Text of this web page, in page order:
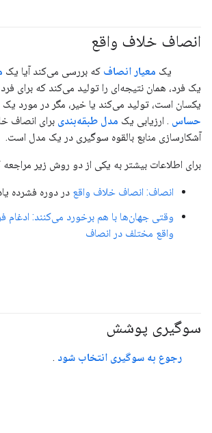
انصاف خلاف واقع
#مسئولیت_پذیر #متریک
یک معیار انصاف که بررسی می‌کند آیا یک
یک فرد، همان نتیجه‌ای را تولید می‌کند که برای
یکسان است، تولید می‌کند یا خیر، مگر در مورد یک
حساس . ارزیابی یک مدل طبقه‌بندی برای انصاف
آشکارسازی منابع بالقوه سوگیری در یک مدل است.
برای اطلاعات بیشتر به یکی از دو روش زیر مراجعه
انصاف: انصاف خلاف واقع در دوره فشرده
وقتی جهان‌ها با هم برخورد می‌کنند:
واقع مختلف در انصاف
سوگیری پوشش
رجوع به سوگیری انتخاب شود .